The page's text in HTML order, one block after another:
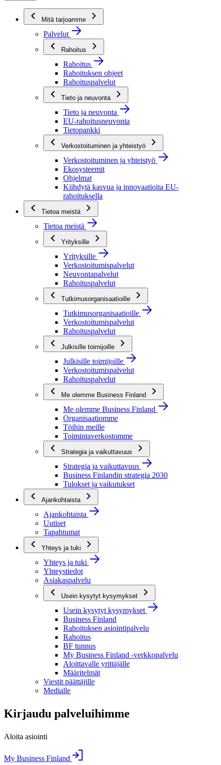
Mitä tarjoamme
Palvelut
Rahoitus
Rahoitus
Rahoituksen ohjeet
Rahoituspalvelut
Tieto ja neuvonta
Tieto ja neuvonta
EU-rahoitusneuvonta
Tietopankki
Verkostoituminen ja yhteistyö
Verkostoituminen ja yhteistyö
Ekosysteemit
Ohjelmat
Kiihdytä kasvua ja innovaatioita EU-
rahoituksella
Tietoa meistä
Tietoa meistä
Yrityksille
Yrityksille
Verkostoitumispalvelut
Neuvontapalvelut
Rahoituspalvelut
Tutkimusorganisaatioille
Tutkimusorganisaatioille
Verkostoitumispalvelut
Rahoituspalvelut
Julkisille toimijoille
Julkisille toimijoille
Verkostoitumispalvelut
Rahoituspalvelut
Me olemme Business Finland
Me olemme Business Finland
Organisaatiomme
Töihin meille
Toimintaverkostomme
Strategia ja vaikuttavuus
Strategia ja vaikuttavuus
Business Finlandin strategia 2030
Tulokset ja vaikutukset
Ajankohtaista
Ajankohtaista
Uutiset
Tapahtumat
Yhteys ja tuki
Yhteys ja tuki
Yhteystiedot
Asiakaspalvelu
Usein kysytyt kysymykset
Usein kysytyt kysymykset
Business Finland
Rahoituksen asiointipalvelu
Rahoitus
BF tunnus
My Business Finland -verkkopalvelu
Aloittavalle yrittäjälle
Määritelmät
Viestit päättäjille
Medialle
Kirjaudu palveluihimme
Aloita asiointi
My Business Finland